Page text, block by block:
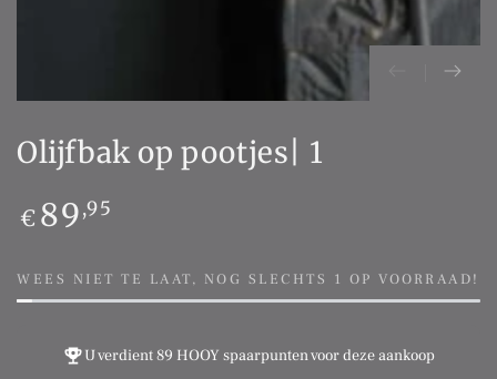
Olijfbak op pootjes| 1
Normale
prijs
€ 89,95
WEES NIET TE LAAT, NOG SLECHTS 1 OP VOORRAAD!
U verdient89 HOOY spaarpuntenvoor deze aankoop